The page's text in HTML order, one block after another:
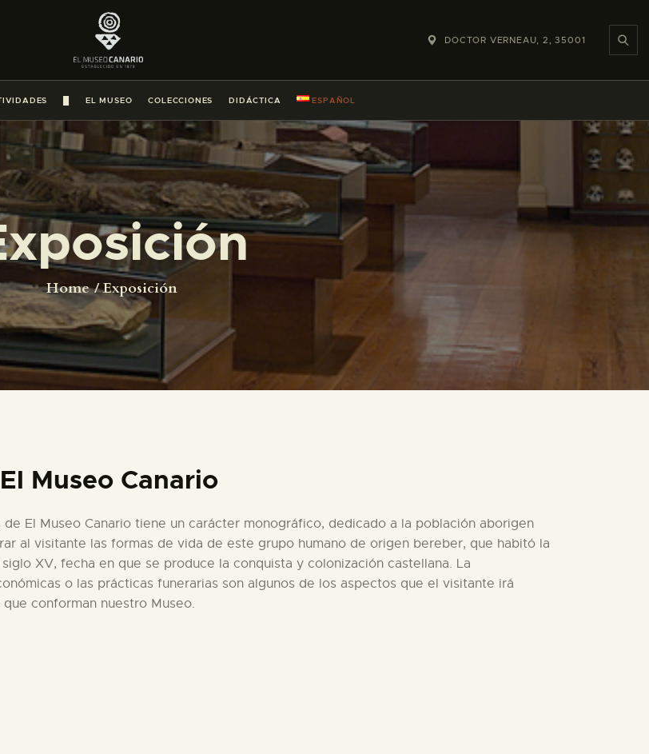
DOCTOR VERNEAU, 2, 35001
EL MUSEO COLECCIONES DIDÁCTICA ESPAÑOL
Home Exposición
LA VISITA
LA VISITA
Museo Canario
El Museo Canario tiene un carácter monográfico, dedicado a la población aborigen
al visitante las formas de vida de este grupo humano de origen bereber, que habitó la
XV, fecha en que se produce la conquista y colonización castellana. La
o las prácticas funerarias son algunos de los aspectos que el visitante irá
conforman nuestro Museo.